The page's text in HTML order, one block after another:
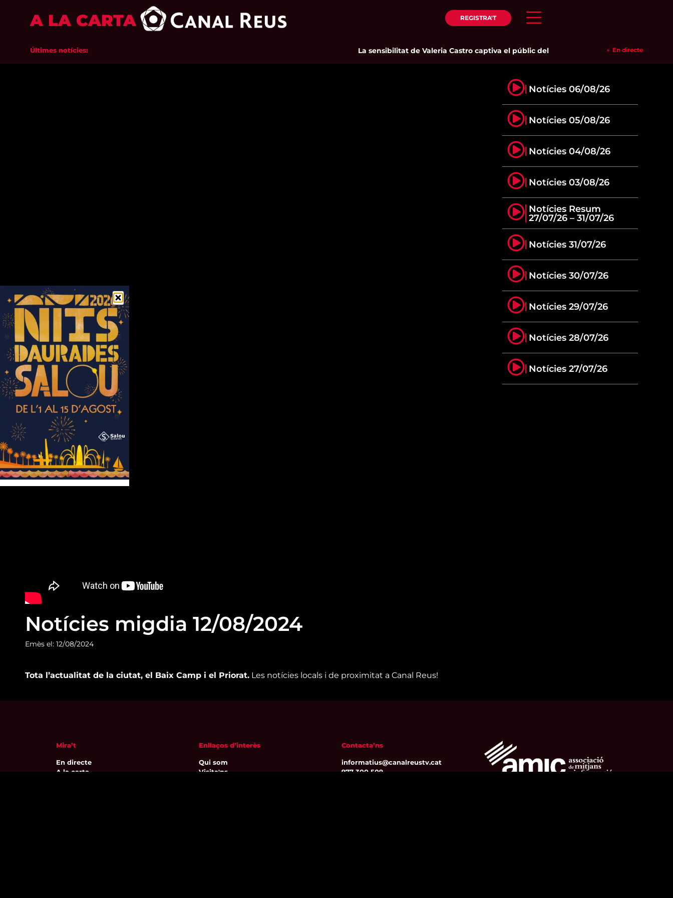
A LA CARTA REGISTRA'T
Últimes notícies: La sensibilitat de Valeria Castro captiva el públic del Parc del Pinaret La reusenca Ari
En directe
Notícies migdia 12/08/2024
Emès el: 12/08/2024
Tota l’actualitat de la ciutat, el Baix Camp i el Priorat. Les notícies locals i de proximitat a Canal Reus!
Notícies 06/08/26
Notícies 05/08/26
Notícies 04/08/26
Notícies 03/08/26
Notícies Resum
27/07/26 – 31/07/26
Notícies 31/07/26
Notícies 30/07/26
Notícies 29/07/26
Notícies 28/07/26
Notícies 27/07/26
Mira’t
En directe
A la carta
Enllaços d’interès
Qui som
Visita'ns
Contacta’ns
informatius@canalreustv.cat
977 300 509